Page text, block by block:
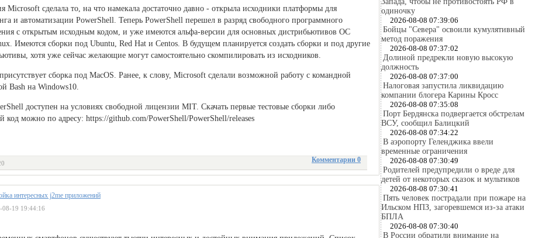
Microsoft сделала то, на что намекала достаточно давно - открыла исходники платформы для
и автоматизации PowerShell. Теперь PowerShell перешел в разряд свободного программного
с открытым исходным кодом, и уже имеются альфа-версии для основных дистрибьютивов ОС
Имеются сборки под Ubuntu, Red Hat и Centos. В будущем планируется создать сборки и под другие
хотя уже сейчас желающие могут самостоятельно скомпилировать из исходников.
сборка под MacOS. Ранее, к слову, Microsoft сделали возможной работу с командной
Bash на Windows10.
доступен на условиях свободной лицензии MIT. Скачать первые тестовые сборки либо
код можно по адресу: https://github.com/PowerShell/PowerShell/releases
Комментарии 0
интересных j2me приложений
08-19 19:44:16
одиночку
2026-08-08 07:39:06
Бойцы "Севера" освоили кумулятивный
метод поражения
2026-08-08 07:37:02
Долиной предрекли новую высокую
должность
2026-08-08 07:37:00
Налоговая запустила ликвидацию
компании блогера Карины Кросс
2026-08-08 07:35:08
Порт Бердянска подвергается обстрелам
ВСУ, сообщил Балицкий
2026-08-08 07:34:22
В аэропорту Геленджика ввели
временные ограничения
2026-08-08 07:30:49
Родителей предупредили о вреде для
детей от некоторых сказок и мультиков
2026-08-08 07:30:41
Пять человек пострадали при пожаре на
Ильском НПЗ, загоревшемся из-за атаки
БПЛА
2026-08-08 07:30:40
В России обратили внимание на